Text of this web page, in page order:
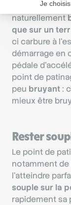
Pour
naturellement
que sur un
ci carbure à
démarrage en
pédale
point de
peu bruyant :
mieux être
Rester
Le point de
notamment de
l’atteindre
souple sur la
rapidement sa